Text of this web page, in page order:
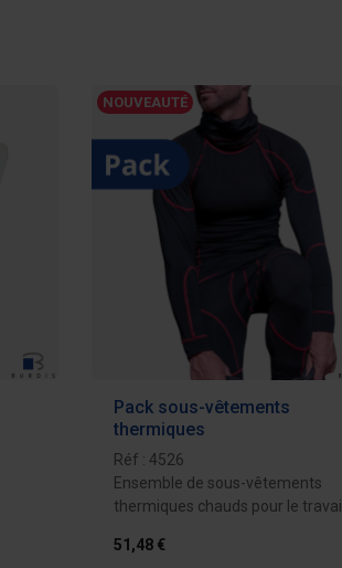
NOUVEAUTÉ
Pack sous-vêtements
thermiques
Réf : 4526
Ensemble de sous-vêtements
thermiques chauds pour le travail
51,48 €